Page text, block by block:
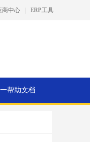
商中心 ERP工具
帮助文档